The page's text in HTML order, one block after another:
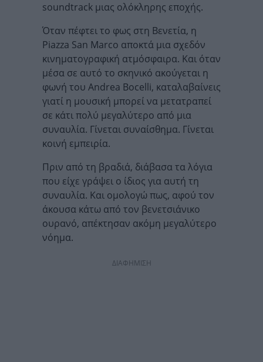
soundtrack μιας ολόκληρης εποχής.
Όταν πέφτει το φως στη Βενετία, η
Piazza San Marco αποκτά μια σχεδόν
κινηματογραφική ατμόσφαιρα. Και όταν
μέσα σε αυτό το σκηνικό ακούγεται η
φωνή του Andrea Bocelli, καταλαβαίνεις
γιατί η μουσική μπορεί να μετατραπεί
σε κάτι πολύ μεγαλύτερο από μια
συναυλία. Γίνεται συναίσθημα. Γίνεται
κοινή εμπειρία.
Πριν από τη βραδιά, διάβασα τα λόγια
που είχε γράψει ο ίδιος για αυτή τη
συναυλία. Και ομολογώ πως, αφού τον
άκουσα κάτω από τον βενετσιάνικο
ουρανό, απέκτησαν ακόμη μεγαλύτερο
νόημα.
ΔΙΑΦΗΜΙΣΗ